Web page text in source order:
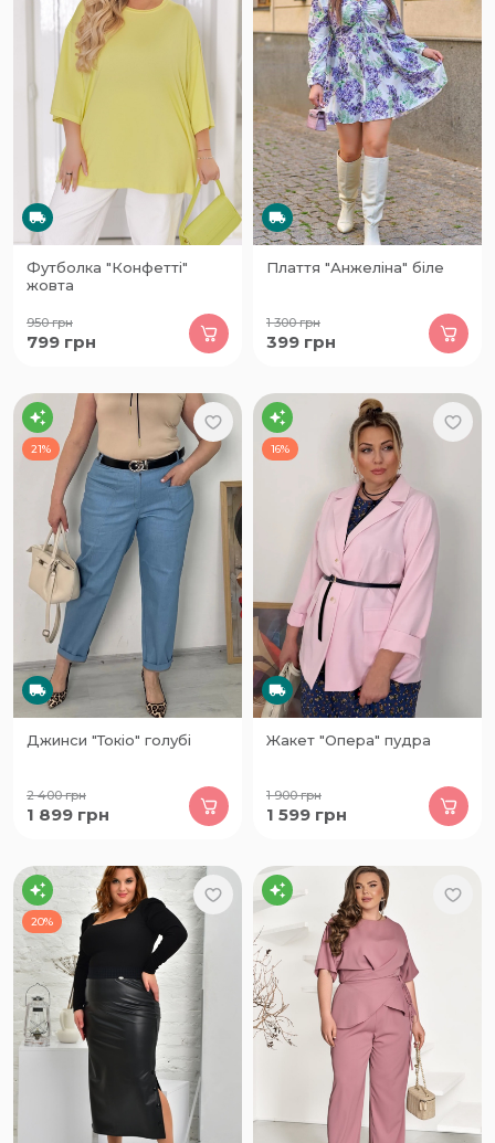
Футболка "Конфетті"
жовта
950грн
799 грн
Плаття "Анжеліна" біле
1 300грн
399 грн
21%
Джинси "Токіо" голубі
2 400грн
1 899 грн
16%
Жакет "Опера" пудра
1 900грн
1 599 грн
20%